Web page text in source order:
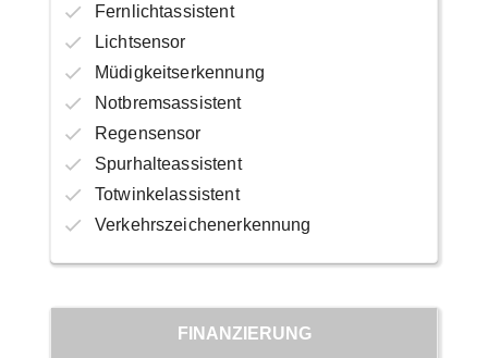
Fernlichtassistent
Lichtsensor
Müdigkeitserkennung
Notbremsassistent
Regensensor
Spurhalteassistent
Totwinkelassistent
Verkehrszeichenerkennung
FINANZIERUNG